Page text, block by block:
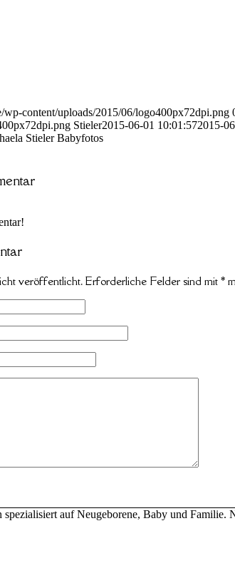
content/uploads/2015/06/logo400px72dpi.png
Stieler2015-06-01 10:01:572015-
Stieler Babyfotos
veröffentlicht.Erforderliche Felder sind mit *
auf Neugeborene, Baby und